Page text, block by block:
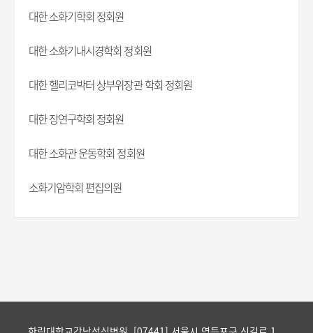
대한 소화기학회 정회원
대한 소화기내시경학회 정회원
대한 헬리코박터 상부위장관 학회 정회원
대한 장연구학회 정회원
대한 소화관 운동학회 정회원
소화기암학회 편집의원